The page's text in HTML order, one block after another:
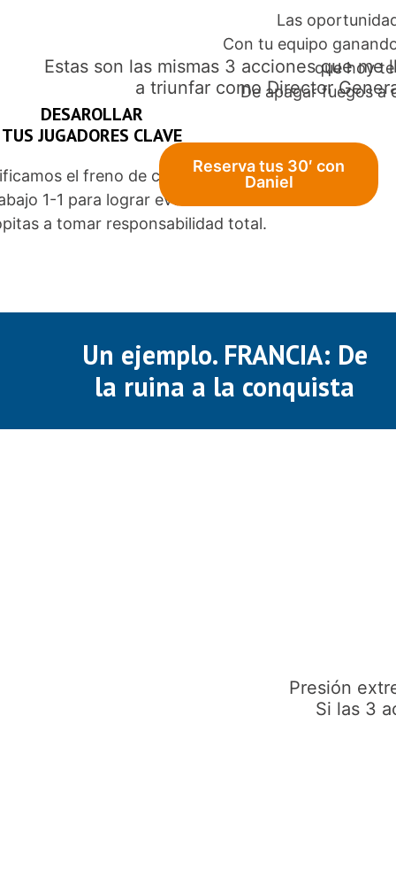
DESAROLLAR
TUS JUGADORES CLAVE
el freno de cada uno.
1-1 para lograr evolución.
a tomar responsabilidad total.
Las
Con tu equipo
que hoy
De apagar fuegos a
Estas son las mismas 3 acciones que me
a triunfar como Director
Reserva tus 30′ con
Daniel
Un ejemplo. FRANCIA: De
la ruina a la conquista
Presión
Si las 3